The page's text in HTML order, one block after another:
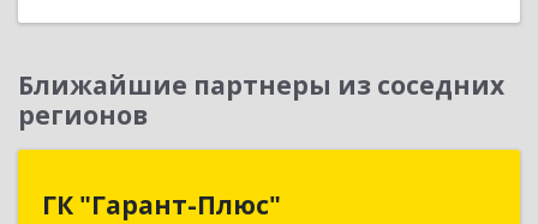
Ближайшие партнеры из соседних
регионов
ГК "Гарант-Плюс"